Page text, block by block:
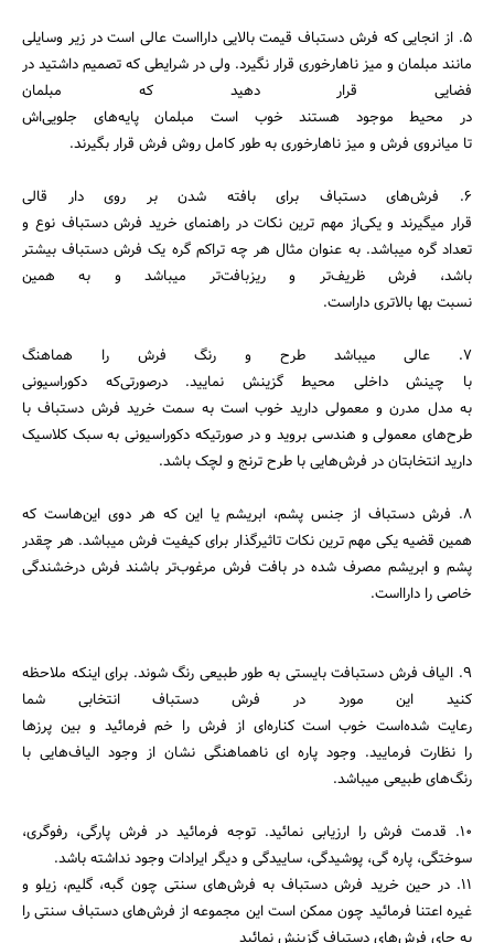
5. از انجایی که فرش دستباف قیمت بالایی دارااست عالی است در زیر وسایلی
مانند مبلمان و میز ناهارخوری قرار نگیرد. ولی در شرایطی که تصمیم داشتید در
فضایی قرار دهید که مبلمان
در محیط موجود هستند خوب است مبلمان پایه‌های جلویی‌اش
تا میانروی فرش و میز ناهارخوری به طور کامل روش فرش قرار بگیرند.
6. فرش‌های دستباف برای بافته شدن بر روی دار قالی
قرار میگیرند و یکی‌از مهم ترین نکات در راهنمای خرید فرش دستباف نوع و
تعداد گره میباشد. به عنوان مثال هر چه تراکم گره یک فرش دستباف بیشتر
باشد، فرش ظریف‌تر و ریزبافت‌تر میباشد و به همین
نسبت بها بالاتری داراست.
7. عالی میباشد طرح و رنگ فرش را هماهنگ
با چینش داخلی محیط گزینش نمایید. در‌صورتی‌که دکوراسیونی
به مدل مدرن و معمولی دارید خوب است به سمت خرید فرش دستباف با
طرح‌های معمولی و هندسی بروید و در صورتیکه دکوراسیونی به سبک کلاسیک
دارید انتخابتان در فرش‌هایی با طرح ترنج و لچک باشد.
8. فرش دستباف از جنس پشم، ابریشم یا این که هر دوی این‌هاست که
همین قضیه یکی مهم ترین نکات تاثیرگذار برای کیفیت فرش میباشد. هر چقدر
پشم و ابریشم مصرف شده در بافت فرش مرغوب‌تر باشند فرش درخشندگی
خاصی را دارااست.
9. الیاف فرش دستبافت بایستی به طور طبیعی رنگ شوند. برای اینکه ملاحظه
کنید این مورد در فرش دستباف انتخابی شما
رعایت شد‌ه‌است خوب است کناره‌ای از فرش را خم فرمائید و بین پرزها
را نظارت فرمایید. وجود پاره ای ناهماهنگی نشان از وجود الیاف‌هایی با
رنگ‌های طبیعی میباشد.
10. قدمت فرش را ارزیابی نمائید. توجه فرمائید در فرش پارگی، رفوگری،
سوختگی، پاره گی، پوشیدگی، ساییدگی و دیگر ایرادات وجود نداشته باشد.
11. در حین خرید فرش دستباف به فرش‌های سنتی چون گبه، گلیم، زیلو و
غیره اعتنا فرمائید چون ممکن است این مجموعه از فرش‌های دستباف سنتی را